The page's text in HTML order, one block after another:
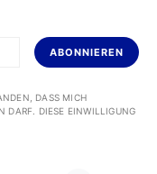
ABONNIEREN
DASS MICH
DARF. DIESE EINWILLIGUNG